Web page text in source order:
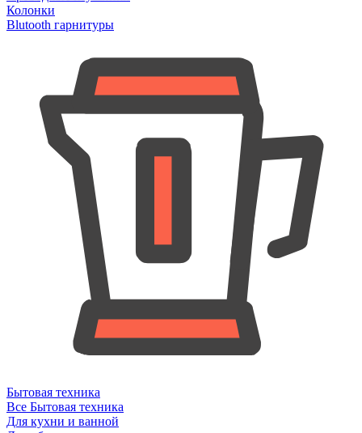
Колонки
Blutooth гарнитуры
Бытовая техника
Все Бытовая техника
Для кухни и ванной